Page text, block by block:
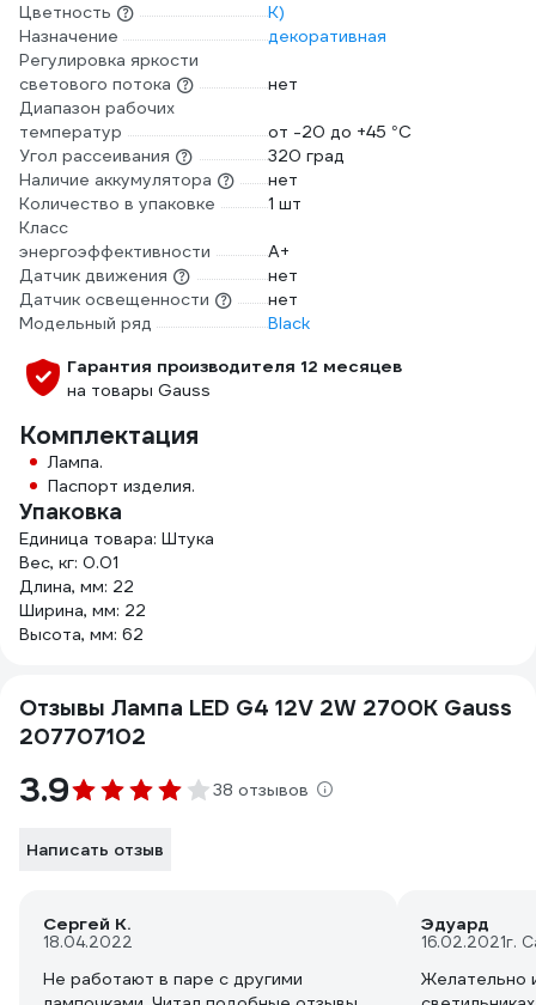
Цветность
К)
Назначение
декоративная
Регулировка яркости
светового потока
нет
Диапазон рабочих
температур
от -20 до +45 °С
Угол рассеивания
320 град
Наличие аккумулятора
нет
Количество в упаковке
1 шт
Класс
энергоэффективности
A+
Датчик движения
нет
Датчик освещенности
нет
Модельный ряд
Black
Гарантия производителя 12 месяцев
на товары Gauss
Комплектация
Лампа.
Паспорт изделия.
Упаковка
Единица товара: Штука
Вес, кг: 0.01
Длина, мм: 22
Ширина, мм: 22
Высота, мм: 62
Отзывы Лампа LED G4 12V 2W 2700K Gauss
207707102
3.9 38 отзывов
Написать отзыв
Сергей К.
18.04.2022
Не работают в паре с другими
Эдуард
16.02.2021г.
Желательно